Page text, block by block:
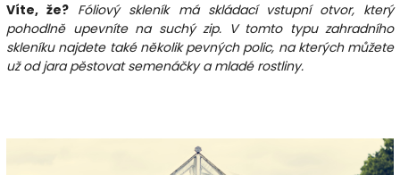
Víte, že? Fóliový skleník má skládací vstupní otvor, který
pohodlně upevníte na suchý zip. V tomto typu zahradního
skleníku najdete také několik pevných polic, na kterých můžete
už od jara pěstovat semenáčky a mladé rostliny.